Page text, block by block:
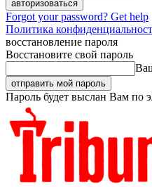
Forgot your password? Get help
Политика
восстановление пароля
Восстановите свой пароль
Пароль будет выслан Вам по